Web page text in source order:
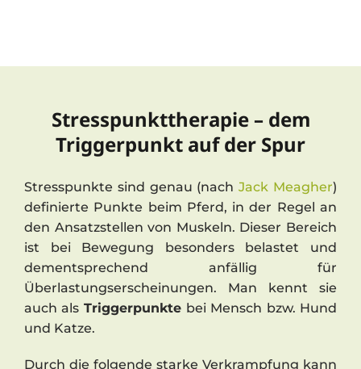
Stresspunkttherapie – dem
Triggerpunkt auf der Spur
Stresspunkte sind genau (nachJack Meagher)
definierte Punkte beim Pferd, in der Regel an
den Ansatzstellen von Muskeln. Dieser Bereich
ist bei Bewegung besonders belastet und
dementsprechend anfällig für
Überlastungserscheinungen. Man kennt sie
auch als Triggerpunkte bei Mensch bzw. Hund
und Katze.
Durch die folgende starke Verkrampfung kann